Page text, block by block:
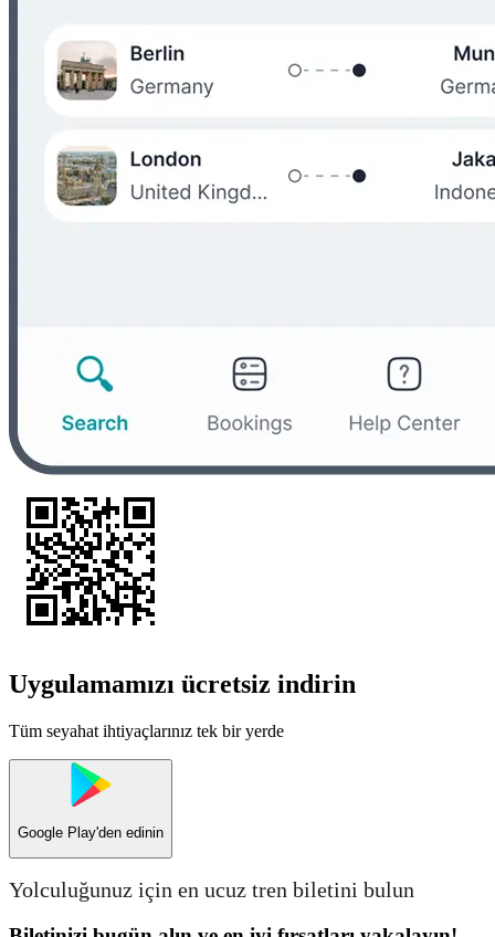
Uygulamamızı ücretsiz indirin
Tüm seyahat ihtiyaçlarınız tek bir yerde
Google Play'den edinin
Yolculuğunuz için en ucuz tren biletini bulun